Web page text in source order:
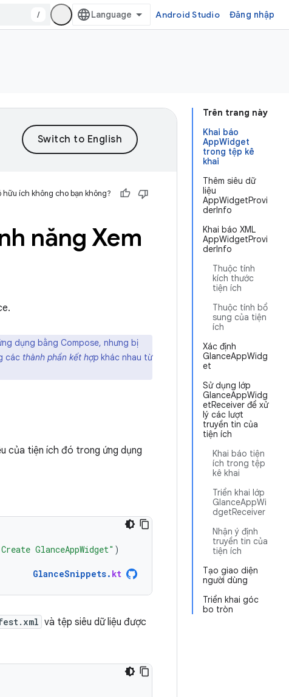
/ Android Studio Đăng nhập
Trên trang này
Khai báo
AppWidget
trong tệp kê
khai
Thêm siêu dữ
liệu
AppWidgetProvi
derInfo
Khai báo XML
AppWidgetProvi
derInfo
Thuộc tính
kích thước
tiện ích
Thuộc tính bổ
sung của tiện
ích
Xác định
GlanceAppWidg
et
Sử dụng lớp
GlanceAppWidg
etReceiver để xử
lý các lượt
truyền tin của
tiện ích
Khai báo tiện
ích trong tệp
kê khai
Triển khai lớp
GlanceAppWi
dgetReceiver
Nhận ý định
truyền tin của
tiện ích
Tạo giao diện
người dùng
Triển khai góc
bo tròn
ích không cho bạn không?
năng Xem
dụng bằng Compose, nhưng bị
các thành phần kết hợp khác nhau từ
của tiện ích đó trong ứng dụng
GlanceAppWidget" )
GlanceSnippets. kt
và tệp siêu dữ liệu được